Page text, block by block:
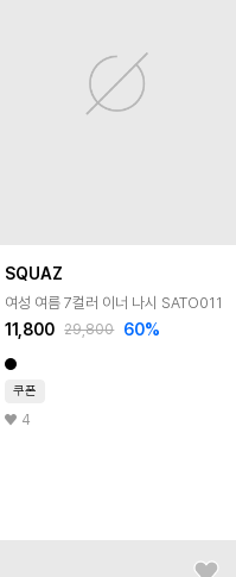
SQUAZ
여성 여름 7컬러 이너 나시 SATO011
11,800 29,800 60%
쿠폰
4